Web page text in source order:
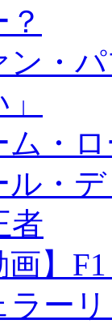
ン・
ム・
ル・
者
画】
ラー